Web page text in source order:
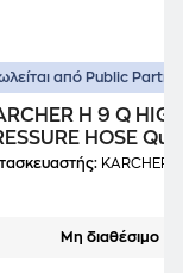
από Public
H 9 Q
HOSE
2.641-721.0
KARCHER
Μη διαθέσιμο